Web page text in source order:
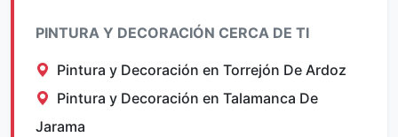
PINTURA Y DECORACIÓN CERCA DE TI
Pintura y Decoración en Torrejón De Ardoz
Pintura y Decoración en Talamanca De
Jarama